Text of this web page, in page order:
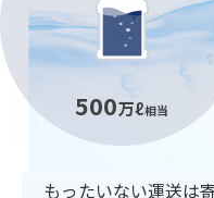
500万ℓ相当
もったいない運送は